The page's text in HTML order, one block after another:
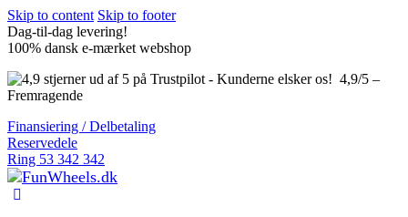
Skip to content Skip to footer
Dag-til-dag levering!
100% dansk e-mærket webshop
4,9/5 –
Fremragende
Finansiering / Delbetaling
Reservedele
Ring 53 342 342